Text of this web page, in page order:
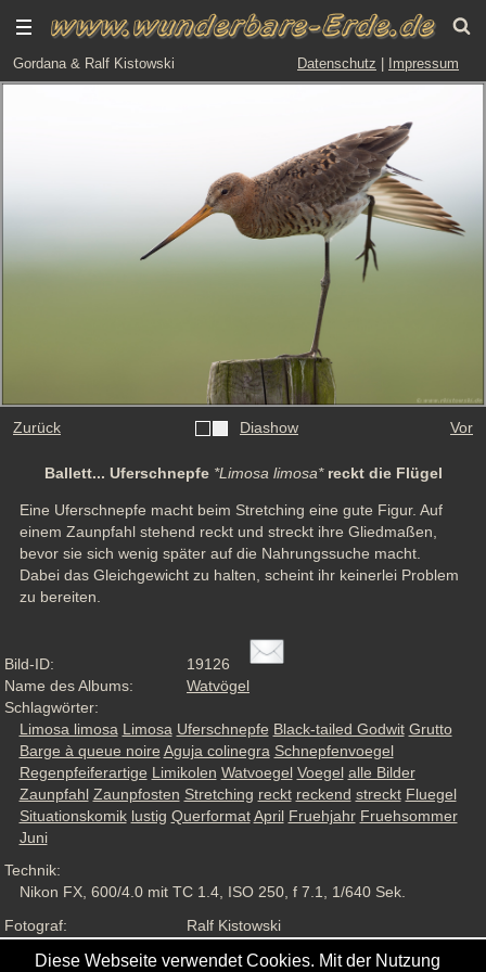
Gordana & Ralf Kistowski Datenschutz Impressum
Zurück Diashow Vor
Ballett... Uferschnepfe *Limosa limosa*reckt die Flügel
Eine Uferschnepfe macht beim Stretching eine gute Figur. Auf
einem Zaunpfahl stehend reckt und streckt ihre Gliedmaßen,
bevor sie sich wenig später auf die Nahrungssuche macht.
Dabei das Gleichgewicht zu halten, scheint ihr keinerlei Problem
zu bereiten.
Bild-ID:
19126
Name des Albums:
Watvögel
Schlagwörter:
Limosa limosa Limosa Uferschnepfe Black-tailed Godwit Grutto
Barge à queue noire Aguja colinegra Schnepfenvoegel
Regenpfeiferartige Limikolen Watvoegel Voegel alle Bilder
Zaunpfahl Zaunpfosten Stretching reckt reckend streckt Fluegel
Situationskomik lustig Querformat April Fruehjahr Fruehsommer
Juni
Technik:
Nikon FX, 600/4.0 mit TC 1.4, ISO 250, f 7.1, 1/640 Sek.
Fotograf:
Ralf Kistowski
Diese Webseite verwendet Cookies. Mit der Nutzung